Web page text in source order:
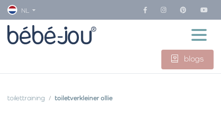
NL
blogs
toilettraining toiletverkleiner ollie